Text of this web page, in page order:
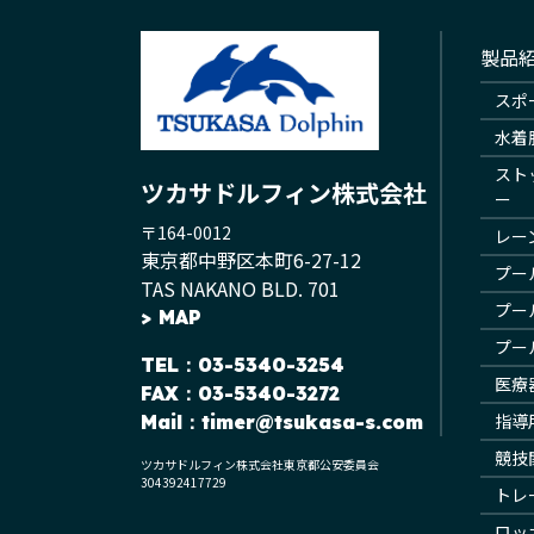
ツカサドルフィン株式会社
〒164-0012
東京都中野区本町6-27-12
TAS NAKANO BLD. 701
> MAP
TEL ：03-5340-3254
FAX：03-5340-3272
Mail： timer@tsukasa-s.com
ツカサドルフィン株式会社東京都公安委員会
304392417729
製品
ス
水着
ス
ー
レ
プー
プー
プー
医療
指導
競技
ト